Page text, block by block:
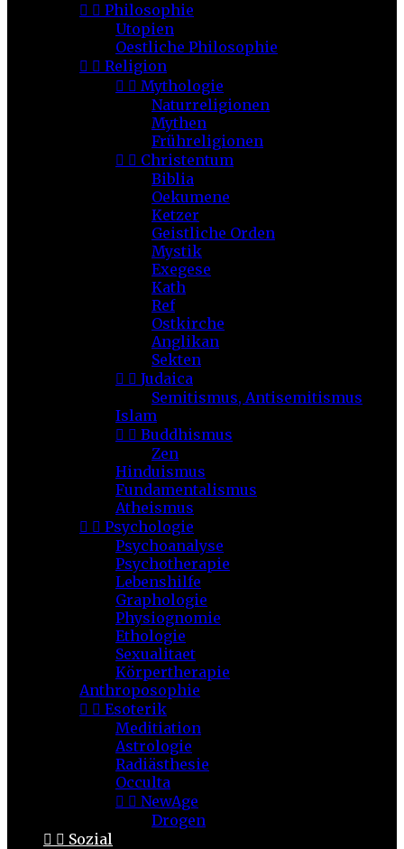
  Philosophie
Utopien
Oestliche Philosophie
  Religion
  Mythologie
Naturreligionen
Mythen
Frühreligionen
  Christentum
Biblia
Oekumene
Ketzer
Geistliche Orden
Mystik
Exegese
Kath
Ref
Ostkirche
Anglikan
Sekten
  Judaica
Semitismus, Antisemitismus
Islam
  Buddhismus
Zen
Hinduismus
Fundamentalismus
Atheismus
  Psychologie
Psychoanalyse
Psychotherapie
Lebenshilfe
Graphologie
Physiognomie
Ethologie
Sexualitaet
Körpertherapie
Anthroposophie
  Esoterik
Meditiation
Astrologie
Radiästhesie
Occulta
  NewAge
Drogen
  Sozial